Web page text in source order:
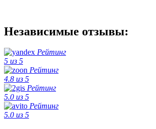
Независимые отзывы:
Рейтинг
5 из 5
Рейтинг
4.8 из 5
Рейтинг
5.0 из 5
Рейтинг
5.0 из 5